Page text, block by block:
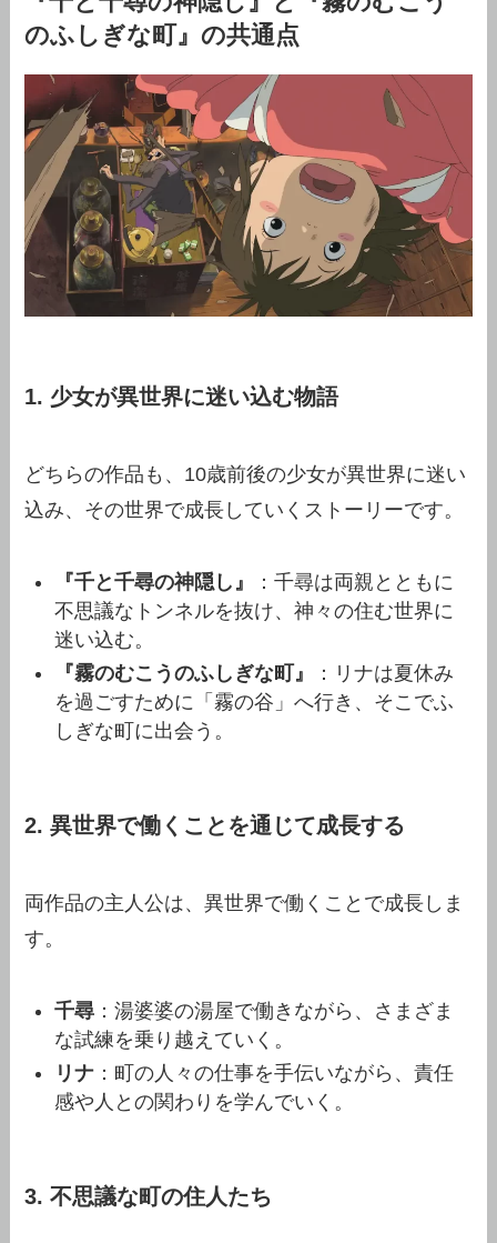
のふしぎな町』の共通点
1. 少女が異世界に迷い込む物語
どちらの作品も、10歳前後の少女が異世界に迷い
込み、その世界で成長していくストーリーです。
『千と千尋の神隠し』
：千尋は両親とともに
不思議なトンネルを抜け、神々の住む世界に
迷い込む。
『霧のむこうのふしぎな町』
：リナは夏休み
を過ごすために「霧の谷」へ行き、そこでふ
しぎな町に出会う。
2. 異世界で働くことを通じて成長する
両作品の主人公は、異世界で働くことで成長しま
す。
千尋 ：湯婆婆の湯屋で働きながら、さまざま
な試練を乗り越えていく。
リナ ：町の人々の仕事を手伝いながら、責任
感や人との関わりを学んでいく。
3. 不思議な町の住人たち